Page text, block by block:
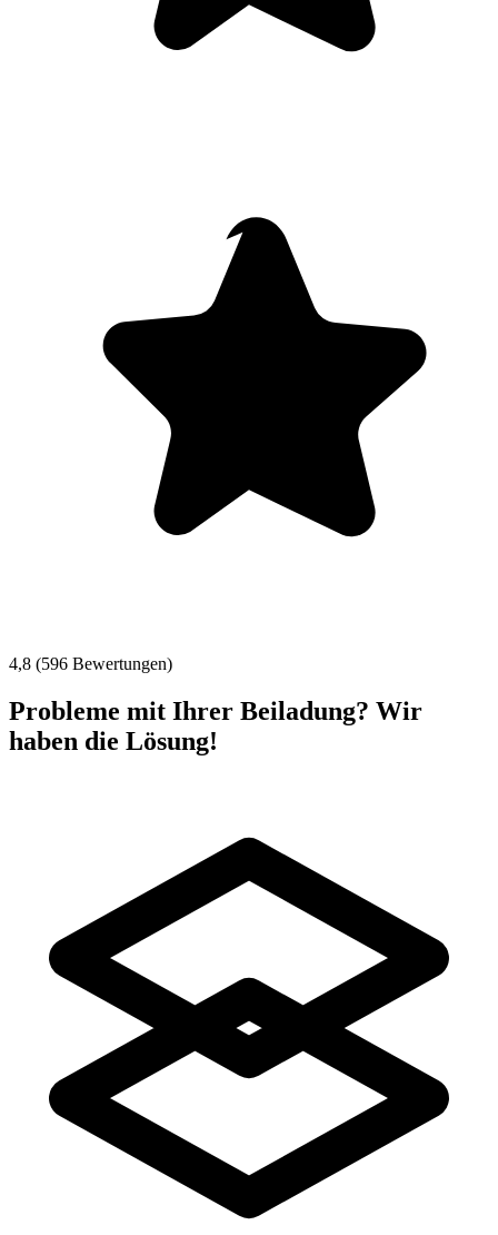
4,8 (596 Bewertungen)
Probleme mit Ihrer Beiladung? Wir
haben die Lösung!